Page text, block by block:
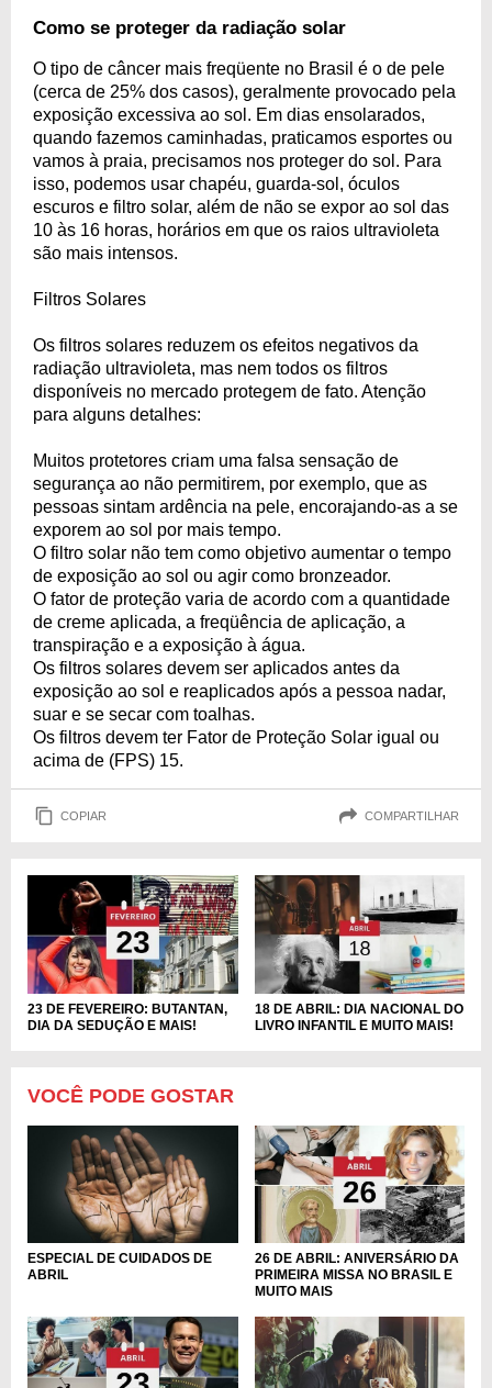
Como se proteger da radiação solar
O tipo de câncer mais freqüente no Brasil é o de pele
(cerca de 25% dos casos), geralmente provocado pela
exposição excessiva ao sol. Em dias ensolarados,
quando fazemos caminhadas, praticamos esportes ou
vamos à praia, precisamos nos proteger do sol. Para
isso, podemos usar chapéu, guarda-sol, óculos
escuros e filtro solar, além de não se expor ao sol das
10 às 16 horas, horários em que os raios ultravioleta
são mais intensos.
Filtros Solares
Os filtros solares reduzem os efeitos negativos da
radiação ultravioleta, mas nem todos os filtros
disponíveis no mercado protegem de fato. Atenção
para alguns detalhes:
Muitos protetores criam uma falsa sensação de
segurança ao não permitirem, por exemplo, que as
pessoas sintam ardência na pele, encorajando-as a se
exporem ao sol por mais tempo.
O filtro solar não tem como objetivo aumentar o tempo
de exposição ao sol ou agir como bronzeador.
O fator de proteção varia de acordo com a quantidade
de creme aplicada, a freqüência de aplicação, a
transpiração e a exposição à água.
Os filtros solares devem ser aplicados antes da
exposição ao sol e reaplicados após a pessoa nadar,
suar e se secar com toalhas.
Os filtros devem ter Fator de Proteção Solar igual ou
acima de (FPS) 15.
COPIAR COMPARTILHAR
23 DE FEVEREIRO: BUTANTAN,
DIA DA SEDUÇÃO E MAIS!
18 DE ABRIL: DIA NACIONAL DO
LIVRO INFANTIL E MUITO MAIS!
VOCÊ PODE GOSTAR
ESPECIAL DE CUIDADOS DE
ABRIL
26 DE ABRIL: ANIVERSÁRIO DA
PRIMEIRA MISSA NO BRASIL E
MUITO MAIS